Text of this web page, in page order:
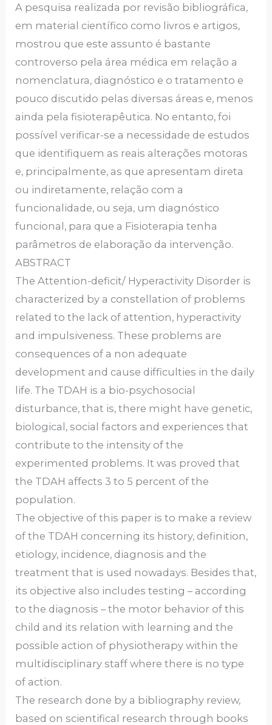
A pesquisa realizada por revisão bibliográfica,
em material científico como livros e artigos,
mostrou que este assunto é bastante
controverso pela área médica em relação a
nomenclatura, diagnóstico e o tratamento e
pouco discutido pelas diversas áreas e, menos
ainda pela fisioterapêutica. No entanto, foi
possível verificar-se a necessidade de estudos
que identifiquem as reais alterações motoras
e, principalmente, as que apresentam direta
ou indiretamente, relação com a
funcionalidade, ou seja, um diagnóstico
funcional, para que a Fisioterapia tenha
parâmetros de elaboração da intervenção.
ABSTRACT
The Attention-deficit/ Hyperactivity Disorder is
characterized by a constellation of problems
related to the lack of attention, hyperactivity
and impulsiveness. These problems are
consequences of a non adequate
development and cause difficulties in the daily
life. The TDAH is a bio-psychosocial
disturbance, that is, there might have genetic,
biological, social factors and experiences that
contribute to the intensity of the
experimented problems. It was proved that
the TDAH affects 3 to 5 percent of the
population.
The objective of this paper is to make a review
of the TDAH concerning its history, definition,
etiology, incidence, diagnosis and the
treatment that is used nowadays. Besides that,
its objective also includes testing – according
to the diagnosis – the motor behavior of this
child and its relation with learning and the
possible action of physiotherapy within the
multidisciplinary staff where there is no type
of action.
The research done by a bibliography review,
based on scientifical research through books